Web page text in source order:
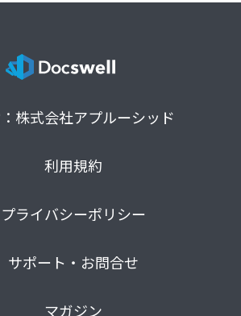
株式会社アプルーシッド
利用規約
プライバシーポリシー
サポート・お問合せ
マガジン